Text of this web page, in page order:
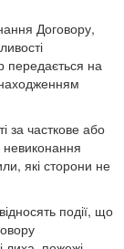
Договору,
передається на
за часткове або
які сторони не
події, що